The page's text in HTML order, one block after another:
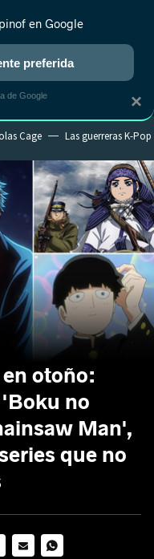
NUEVO
RANKINGS CINE
Cage Las guerreras K-Pop
otoño:
no
Man',
que no
×
en Google
preferida
de Google